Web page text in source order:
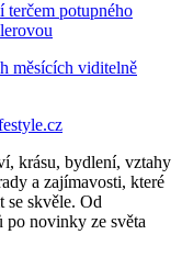
potupného
měsících viditelně
krásu, bydlení, vztahy
a zajímavosti, které
se skvěle. Od
novinky ze světa